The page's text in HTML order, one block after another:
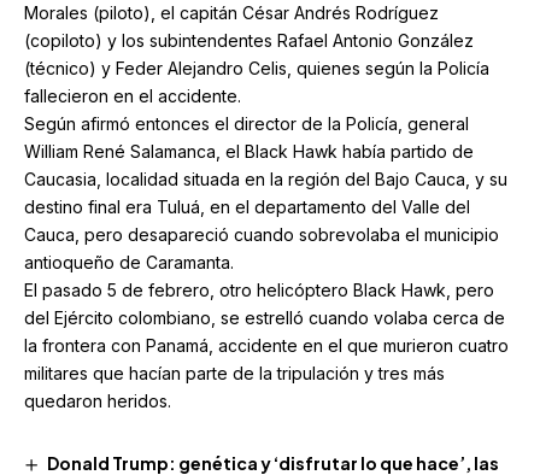
Morales (piloto), el capitán César Andrés Rodríguez
(copiloto) y los subintendentes Rafael Antonio González
(técnico) y Feder Alejandro Celis, quienes según la Policía
fallecieron en el accidente.
Según afirmó entonces el director de la Policía, general
William René Salamanca, el Black Hawk había partido de
Caucasia, localidad situada en la región del Bajo Cauca, y su
destino final era Tuluá, en el departamento del Valle del
Cauca, pero desapareció cuando sobrevolaba el municipio
antioqueño de Caramanta.
El pasado 5 de febrero, otro helicóptero Black Hawk, pero
del Ejército colombiano, se estrelló cuando volaba cerca de
la frontera con Panamá, accidente en el que murieron cuatro
militares que hacían parte de la tripulación y tres más
quedaron heridos.
Donald Trump: genética y ‘disfrutar lo que hace’, las